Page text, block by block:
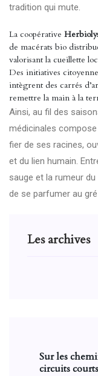
tradition qui mute.
La coopérative
de macérats bio
valorisant la cueillette
Des initiatives
intègrent des carrés
remettre la main à la
Ainsi, au fil des
médicinales compose
fier de ses racines,
et du lien humain.
sauge et la rumeur
de se parfumer au
Les archives
Sur les
circuits